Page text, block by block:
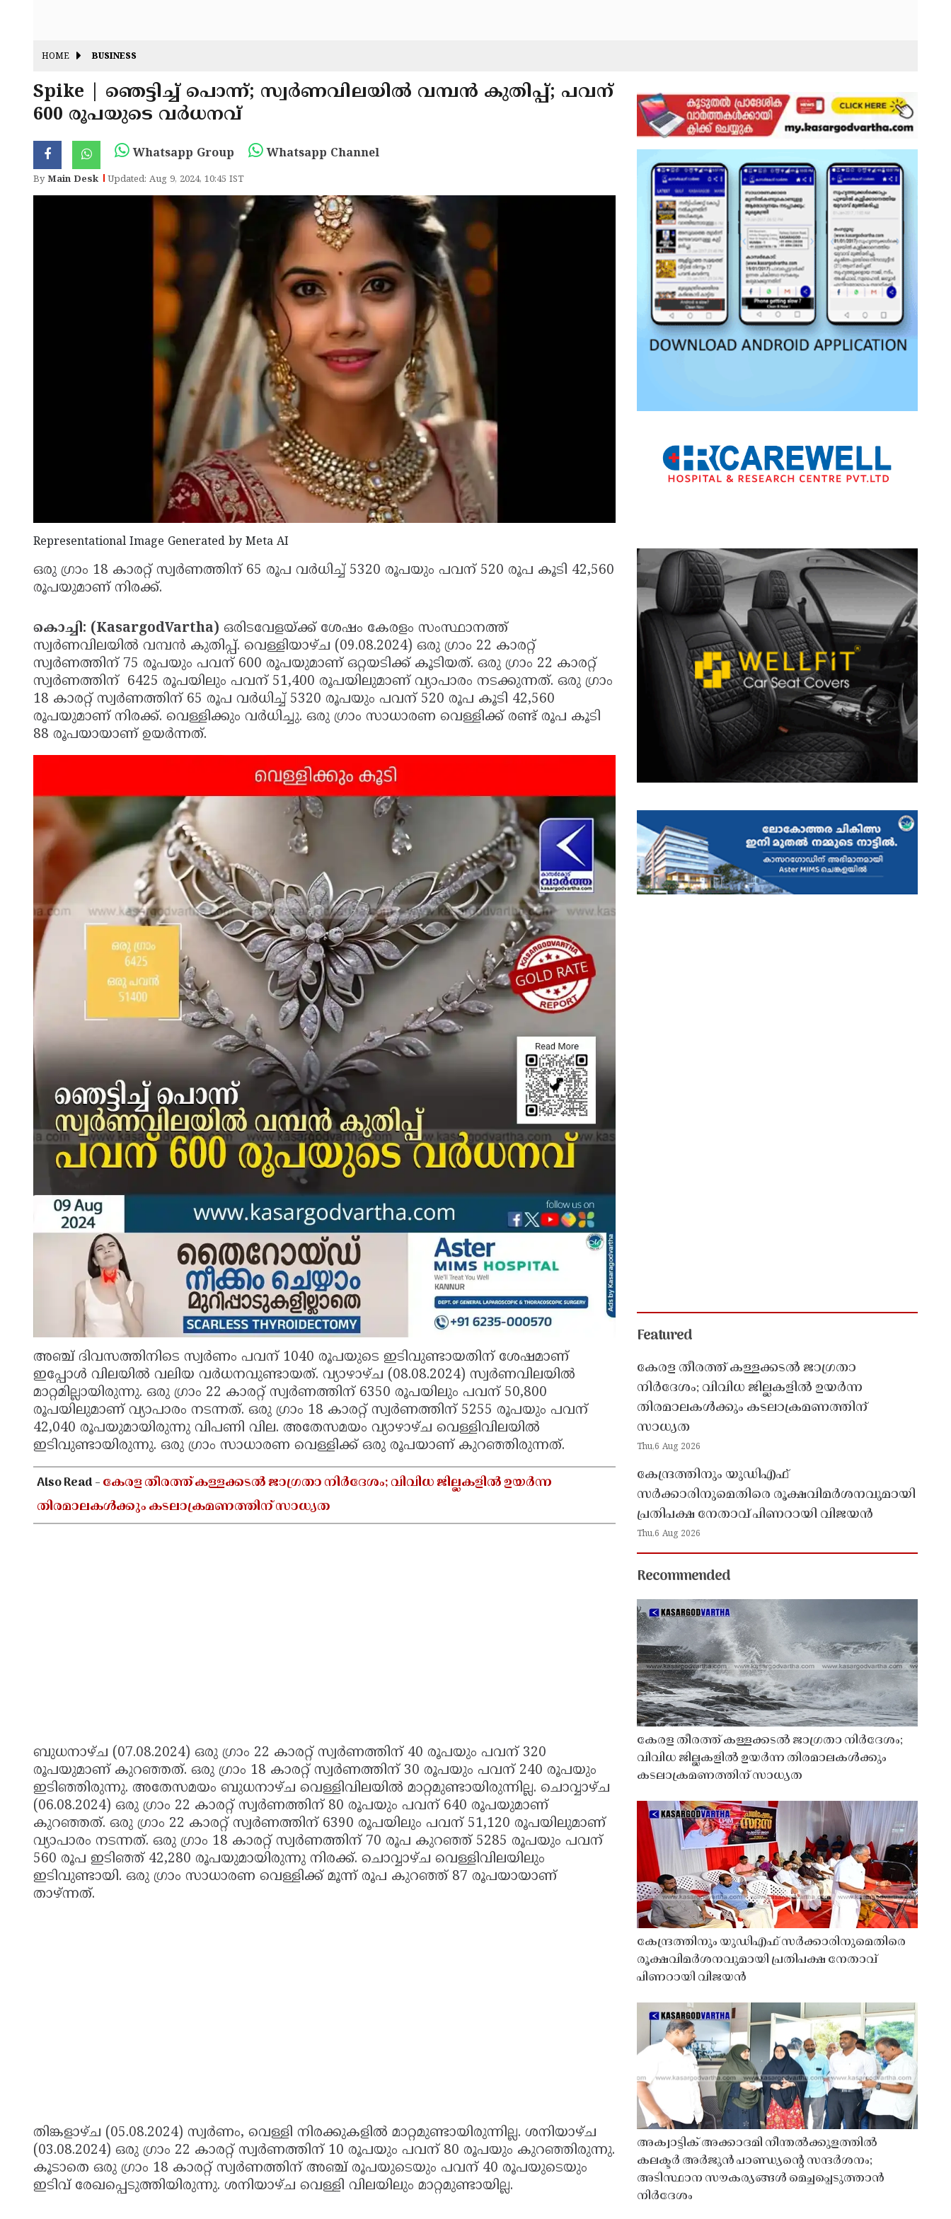
HOME BUSINESS
Spike | ഞെട്ടിച്ച് പൊന്ന്; സ്വർണവിലയിൽ വമ്പൻ കുതിപ്പ്; പവന്
600 രൂപയുടെ വർധനവ്
Whatsapp Group Whatsapp Channel
ByMain Desk Updated: Aug 9, 2024, 10:45 IST
Representational Image Generated by Meta AI
ഒരു ഗ്രാം 18 കാരറ്റ് സ്വര്‍ണത്തിന് 65 രൂപ വർധിച്ച് 5320 രൂപയും പവന് 520 രൂപ കൂടി 42,560
രൂപയുമാണ് നിരക്ക്.
കൊച്ചി: (KasargodVartha) ഒരിടവേളയ്ക്ക് ശേഷം കേരളം സംസ്ഥാനത്ത്
സ്വർണവിലയിൽ വമ്പൻ കുതിപ്പ്. വെള്ളിയാഴ്ച (09.08.2024) ഒരു ഗ്രാം 22 കാരറ്റ്
സ്വര്‍ണത്തിന് 75 രൂപയും പവന് 600 രൂപയുമാണ് ഒറ്റയടിക്ക് കൂടിയത്. ഒരു ഗ്രാം 22 കാരറ്റ്
സ്വര്‍ണത്തിന് 6425 രൂപയിലും പവന് 51,400 രൂപയിലുമാണ് വ്യാപാരം നടക്കുന്നത്. ഒരു ഗ്രാം
18 കാരറ്റ് സ്വര്‍ണത്തിന് 65 രൂപ വർധിച്ച് 5320 രൂപയും പവന് 520 രൂപ കൂടി 42,560
രൂപയുമാണ് നിരക്ക്. വെള്ളിക്കും വർധിച്ചു. ഒരു ഗ്രാം സാധാരണ വെള്ളിക്ക് രണ്ട് രൂപ കൂടി
88 രൂപയായാണ് ഉയർന്നത്.
അഞ്ച് ദിവസത്തിനിടെ സ്വർണം പവന് 1040 രൂപയുടെ ഇടിവുണ്ടായതിന് ശേഷമാണ്
ഇപ്പോൾ വിലയിൽ വലിയ വർധനവുണ്ടായത്. വ്യാഴാഴ്ച (08.08.2024) സ്വർണവിലയിൽ
മാറ്റമില്ലായിരുന്നു. ഒരു ഗ്രാം 22 കാരറ്റ് സ്വര്‍ണത്തിന് 6350 രൂപയിലും പവന് 50,800
രൂപയിലുമാണ് വ്യാപാരം നടന്നത്. ഒരു ഗ്രാം 18 കാരറ്റ് സ്വര്‍ണത്തിന് 5255 രൂപയും പവന്
42,040 രൂപയുമായിരുന്നു വിപണി വില. അതേസമയം വ്യാഴാഴ്ച വെള്ളിവിലയിൽ
ഇടിവുണ്ടായിരുന്നു. ഒരു ഗ്രാം സാധാരണ വെള്ളിക്ക് ഒരു രൂപയാണ് കുറഞ്ഞിരുന്നത്.
Also Read -കേരള തീരത്ത് കള്ളക്കടൽ ജാഗ്രതാ നിർദേശം; വിവിധ ജില്ലകളിൽ ഉയർന്ന
തിരമാലകൾക്കും കടലാക്രമണത്തിന് സാധ്യത
ബുധനാഴ്ച (07.08.2024) ഒരു ഗ്രാം 22 കാരറ്റ് സ്വര്‍ണത്തിന് 40 രൂപയും പവന് 320
രൂപയുമാണ് കുറഞ്ഞത്. ഒരു ഗ്രാം 18 കാരറ്റ് സ്വര്‍ണത്തിന് 30 രൂപയും പവന് 240 രൂപയും
ഇടിഞ്ഞിരുന്നു. അതേസമയം ബുധനാഴ്ച വെള്ളിവിലയിൽ മാറ്റമുണ്ടായിരുന്നില്ല. ചൊവ്വാഴ്ച
(06.08.2024) ഒരു ഗ്രാം 22 കാരറ്റ് സ്വര്‍ണത്തിന് 80 രൂപയും പവന് 640 രൂപയുമാണ്
കുറഞ്ഞത്. ഒരു ഗ്രാം 22 കാരറ്റ് സ്വര്‍ണത്തിന് 6390 രൂപയിലും പവന് 51,120 രൂപയിലുമാണ്
വ്യാപാരം നടന്നത്. ഒരു ഗ്രാം 18 കാരറ്റ് സ്വര്‍ണത്തിന് 70 രൂപ കുറഞ്ഞ് 5285 രൂപയും പവന്
560 രൂപ ഇടിഞ്ഞ് 42,280 രൂപയുമായിരുന്നു നിരക്ക്. ചൊവ്വാഴ്ച വെള്ളിവിലയിലും
ഇടിവുണ്ടായി. ഒരു ഗ്രാം സാധാരണ വെള്ളിക്ക് മൂന്ന് രൂപ കുറഞ്ഞ് 87 രൂപയായാണ്
താഴ്ന്നത്.
തിങ്കളാഴ്ച (05.08.2024) സ്വർണം, വെള്ളി നിരക്കുകളിൽ മാറ്റമുണ്ടായിരുന്നില്ല. ശനിയാഴ്ച
(03.08.2024) ഒരു ഗ്രാം 22 കാരറ്റ് സ്വര്‍ണത്തിന് 10 രൂപയും പവന് 80 രൂപയും കുറഞ്ഞിരുന്നു.
കൂടാതെ ഒരു ഗ്രാം 18 കാരറ്റ് സ്വര്‍ണത്തിന് അഞ്ച് രൂപയുടെയും പവന് 40 രൂപയുടെയും
ഇടിവ് രേഖപ്പെടുത്തിയിരുന്നു. ശനിയാഴ്ച വെള്ളി വിലയിലും മാറ്റമുണ്ടായില്ല.
Featured
കേരള തീരത്ത് കള്ളക്കടൽ ജാഗ്രതാ
നിർദേശം; വിവിധ ജില്ലകളിൽ ഉയർന്ന
തിരമാലകൾക്കും കടലാക്രമണത്തിന്
സാധ്യത
Thu,6 Aug 2026
കേന്ദ്രത്തിനും യുഡിഎഫ്
സർക്കാരിനുമെതിരെ രൂക്ഷവിമർശനവുമായി
പ്രതിപക്ഷ നേതാവ് പിണറായി വിജയൻ
Thu,6 Aug 2026
Recommended
കേരള തീരത്ത് കള്ളക്കടൽ ജാഗ്രതാ നിർദേശം;
വിവിധ ജില്ലകളിൽ ഉയർന്ന തിരമാലകൾക്കും
കടലാക്രമണത്തിന് സാധ്യത
കേന്ദ്രത്തിനും യുഡിഎഫ് സർക്കാരിനുമെതിരെ
രൂക്ഷവിമർശനവുമായി പ്രതിപക്ഷ നേതാവ്
പിണറായി വിജയൻ
അക്വാട്ടിക് അക്കാദമി നീന്തൽക്കുളത്തിൽ
കലക്ടർ അർജുൻ പാണ്ഡ്യൻ്റെ സന്ദർശനം;
അടിസ്ഥാന സൗകര്യങ്ങൾ മെച്ചപ്പെടുത്താൻ
നിർദേശം